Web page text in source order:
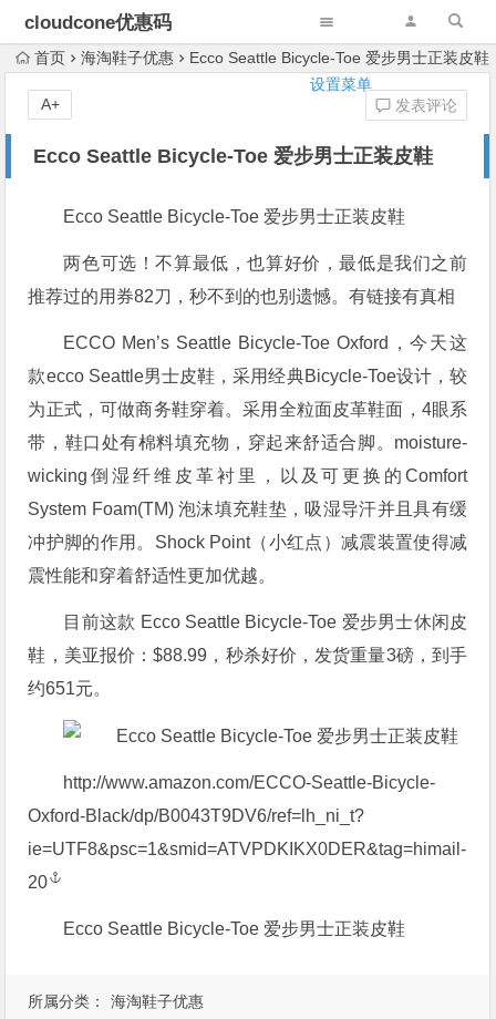
cloudcone优惠码
设置菜单
首页 海淘鞋子优惠 Ecco Seattle Bicycle-Toe 爱步男士正装皮鞋
Ecco Seattle Bicycle-Toe 爱步男士正装皮鞋
发表评论
A+
所属分类： 海淘鞋子优惠
Ecco Seattle Bicycle-Toe 爱步男士正装皮鞋
两色可选！不算最低，也算好价，最低是我们之前
推荐过的用券82刀，秒不到的也别遗憾。有链接有真相
ECCO Men’s Seattle Bicycle-Toe Oxford，今天这
款ecco Seattle男士皮鞋，采用经典Bicycle-Toe设计，较
为正式，可做商务鞋穿着。采用全粒面皮革鞋面，4眼系
带，鞋口处有棉料填充物，穿起来舒适合脚。moisture-
wicking倒湿纤维皮革衬里，以及可更换的Comfort
System Foam(TM) 泡沫填充鞋垫，吸湿导汗并且具有缓
冲护脚的作用。Shock Point（小红点）减震装置使得减
震性能和穿着舒适性更加优越。
目前这款 Ecco Seattle Bicycle-Toe 爱步男士休闲皮
鞋，美亚报价：$88.99，秒杀好价，发货重量3磅，到手
约651元。
http://www.amazon.com/ECCO-Seattle-Bicycle-
Oxford-Black/dp/B0043T9DV6/ref=lh_ni_t?
ie=UTF8&psc=1&smid=ATVPDKIKX0DER&tag=himail-
20
Ecco Seattle Bicycle-Toe 爱步男士正装皮鞋